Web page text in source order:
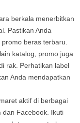
berkala menerbitkan
Pastikan Anda
beras terbaru.
katalog, promo juga
rak. Perhatikan label
Anda mendapatkan
aktif di berbagai
dan Facebook. Ikuti